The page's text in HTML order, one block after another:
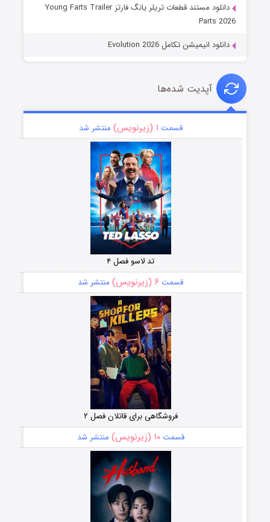
دانلود مستند قطعات تریلر یانگ فارتز Young Farts Trailer
Parts 2026
دانلود انیمیشن تکامل Evolution 2026
آپدیت شده‌ها
قسمت ۱ (زیرنویس) منتشر شد
تد لاسو فصل ۴
قسمت ۶ (زیرنویس) منتشر شد
فروشگاهی برای قاتلان فصل ۲
قسمت۱۰ (زیرنویس) منتشر شد